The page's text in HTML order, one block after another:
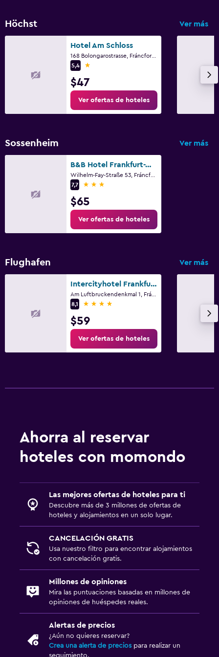
Höchst Ver más
Hotel Am Schloss
168 Bolongarostrasse, Fráncfort, Hessen
5,4
1 estrella
$47
Ver ofertas de hoteles
Sossenheim Ver más
B&B Hotel Frankfurt-West
7,7
3 estrellas
$65
Ver ofertas de hoteles
Flughafen Ver más
Intercityhotel Frankfurt Airport Terminal 3
8,1
4 estrellas
$59
Ver ofertas de hoteles
Ahorra al reservar
hoteles con momondo
Las mejores ofertas de hoteles para ti
Descubre más de 3 millones de ofertas de
hoteles y alojamientos en un solo lugar.
CANCELACIÓN GRATIS
Usa nuestro filtro para encontrar alojamientos
con cancelación gratis.
Millones de opiniones
Mira las puntuaciones basadas en millones de
opiniones de huéspedes reales.
Alertas de precios
¿Aún no quieres reservar?
Crea una alerta de precios para realizar un
seguimiento.